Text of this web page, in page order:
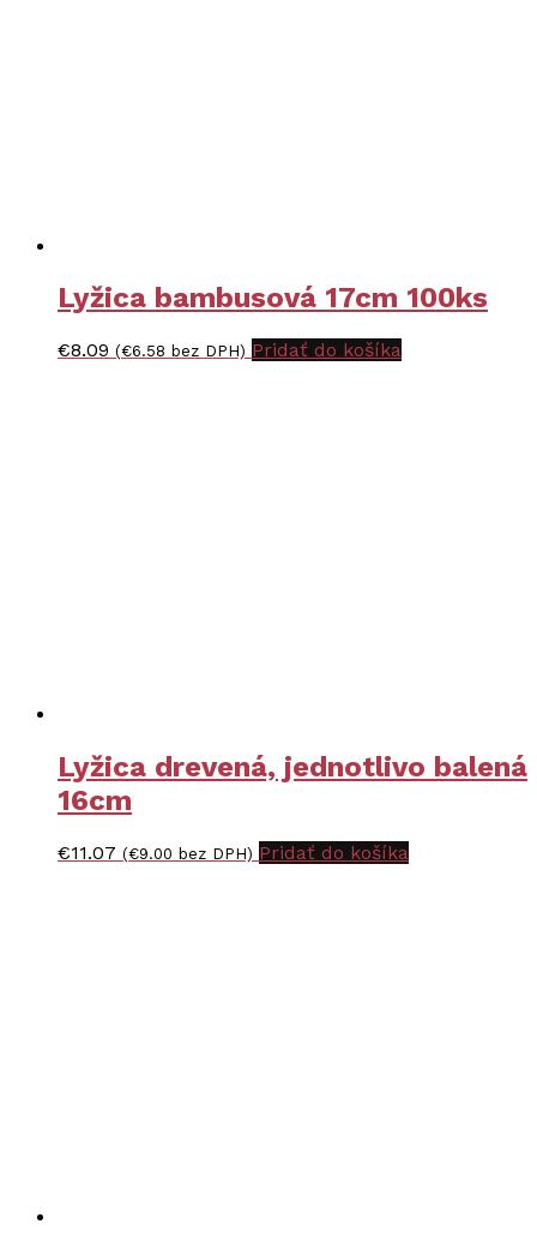
Lyžica bambusová 17cm 100ks
€8.09 (€6.58 bez DPH) Pridať do košíka
Lyžica drevená, jednotlivo balená
16cm
€11.07 (€9.00 bez DPH) Pridať do košíka